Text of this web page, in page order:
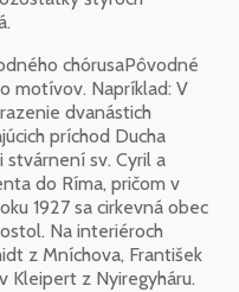
chórusaPôvodné
motívov. Napríklad: V
dvanástich
príchod Ducha
stvárnení sv. Cyril a
do Ríma, pričom v
1927 sa cirkevná obec
Na interiéroch
z Mníchova, František
Kleipert z Nyiregyháru.